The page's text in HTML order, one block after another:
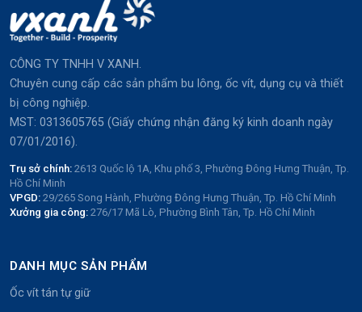
CÔNG TY TNHH V XANH.
Chuyên cung cấp các sản phẩm bu lông, ốc vít, dụng cụ và thiết
bị công nghiệp.
MST: 0313605765 (Giấy chứng nhận đăng ký kinh doanh ngày
07/01/2016).
Trụ sở chính: 2613 Quốc lộ 1A, Khu phố 3, Phường Đông Hưng Thuận, Tp.
Hồ Chí Minh
VPGD: 29/265 Song Hành, Phường Đông Hưng Thuận, Tp. Hồ Chí Minh
Xưởng gia công: 276/17 Mã Lò, Phường Bình Tân, Tp. Hồ Chí Minh
DANH MỤC SẢN PHẨM
Ốc vít tán tự giữ